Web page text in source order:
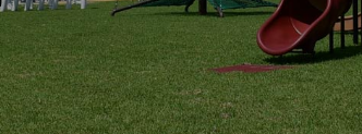
長崎市恐竜博物館
こども広場
水仙の丘